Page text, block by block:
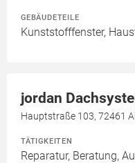
GEBÄUDETEILE
Kunststofffenster,
jordan
Hauptstraße 103, 72461
TÄTIGKEITEN
Reparatur, Beratung,